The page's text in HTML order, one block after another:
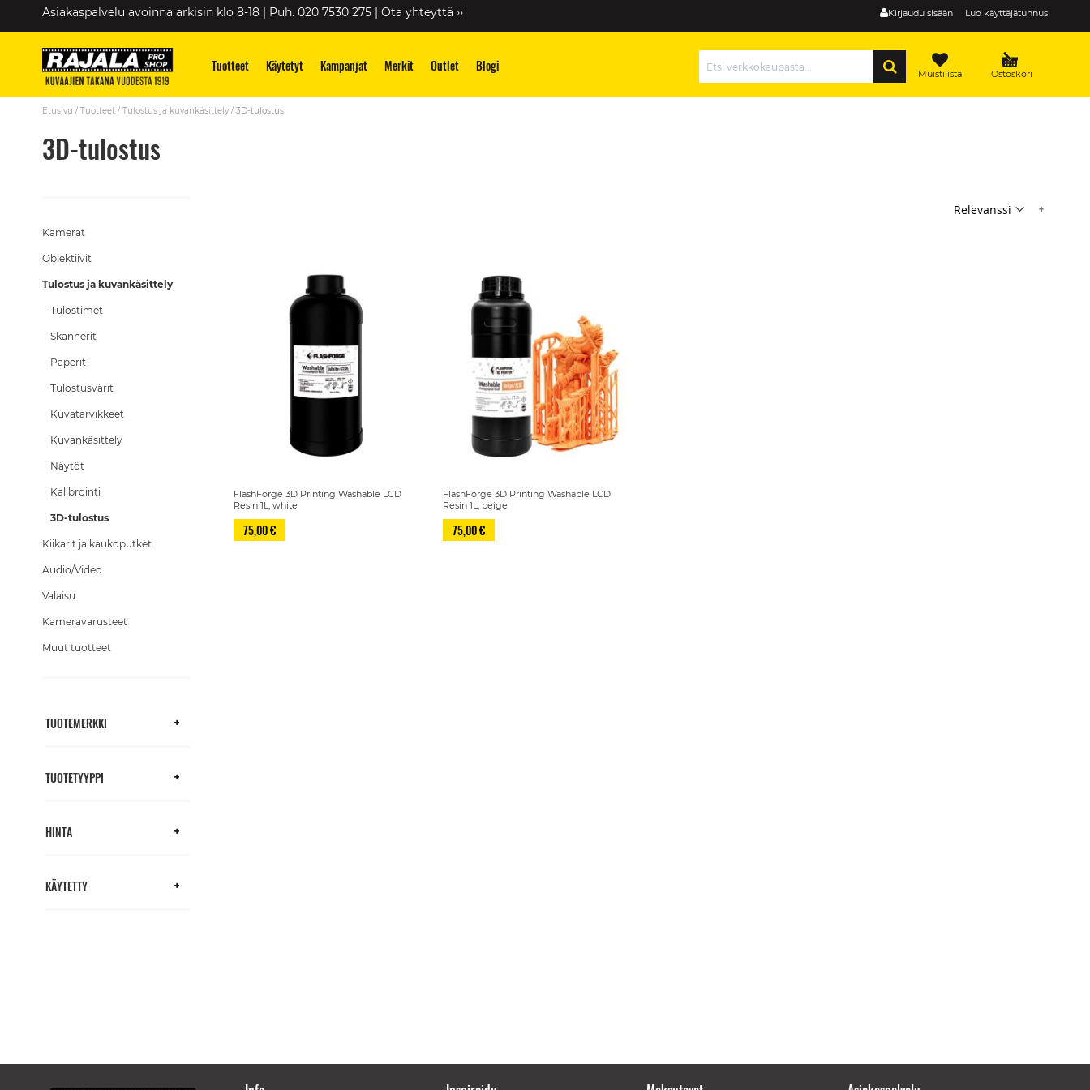
Skip
Kirjaudu sisään Luo käyttäjätunnus
Asiakaspalvelu avoinna arkisin klo 8-18 | Puh. 020 7530 275 | Ota yhteyttä ››
Tuotteet Käytetyt Kampanjat Merkit Outlet Blogi Ostoskori
Muistilista
Hae
Etusivu Tuotteet Tulostus ja kuvankäsittely 3D-tulostus
3D-tulostus
FlashForge 3D Printing Washable LCD
Resin 1L, white
75,00 €
FlashForge 3D Printing Washable LCD
Resin 1L, beige
75,00 €
Kamerat
Objektiivit
Tulostus ja kuvankäsittely
Tulostimet
Skannerit
Paperit
Tulostusvärit
Kuvatarvikkeet
Kuvankäsittely
Näytöt
Kalibrointi
3D-tulostus
Kiikarit ja kaukoputket
Audio/Video
Valaisu
Kameravarusteet
Muut tuotteet
TUOTEMERKKI
TUOTETYYPPI
HINTA
KÄYTETTY